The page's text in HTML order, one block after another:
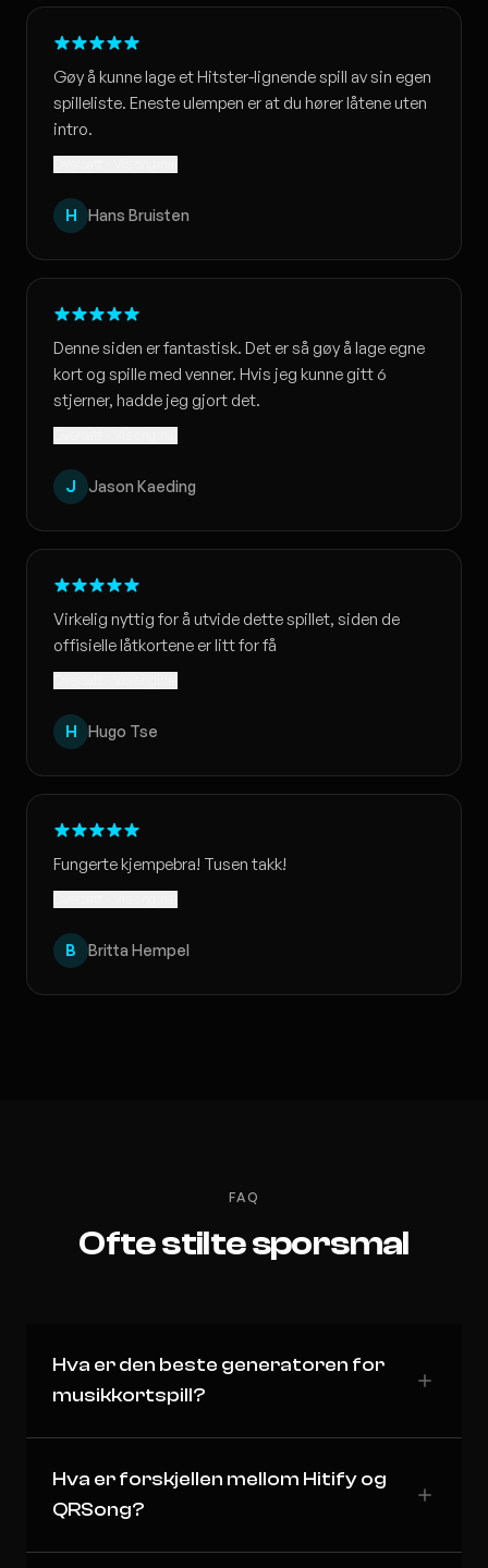
Gøy å kunne lage et Hitster-lignende spill av sin egen
spilleliste. Eneste ulempen er at du hører låtene uten
intro.
H Hans Bruisten
Denne siden er fantastisk. Det er så gøy å lage egne
kort og spille med venner. Hvis jeg kunne gitt 6
stjerner, hadde jeg gjort det.
J Jason Kaeding
Virkelig nyttig for å utvide dette spillet, siden de
offisielle låtkortene er litt for få
H Hugo Tse
Fungerte kjempebra! Tusen takk!
B Britta Hempel
FAQ
Ofte stilte sporsmal
Hva er den beste generatoren for
musikkortspill?
Hva er forskjellen mellom Hitify og
QRSong?